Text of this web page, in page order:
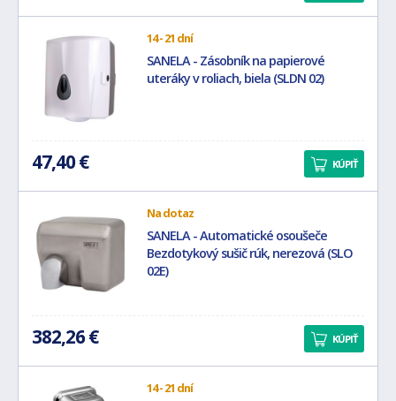
14 - 21 dní
SANELA - Zásobník na papierové
uteráky v roliach, biela (SLDN 02)
47,40 € KÚPIŤ
Na dotaz
SANELA - Automatické osoušeče
Bezdotykový sušič rúk, nerezová (SLO
02E)
382,26 € KÚPIŤ
14 - 21 dní